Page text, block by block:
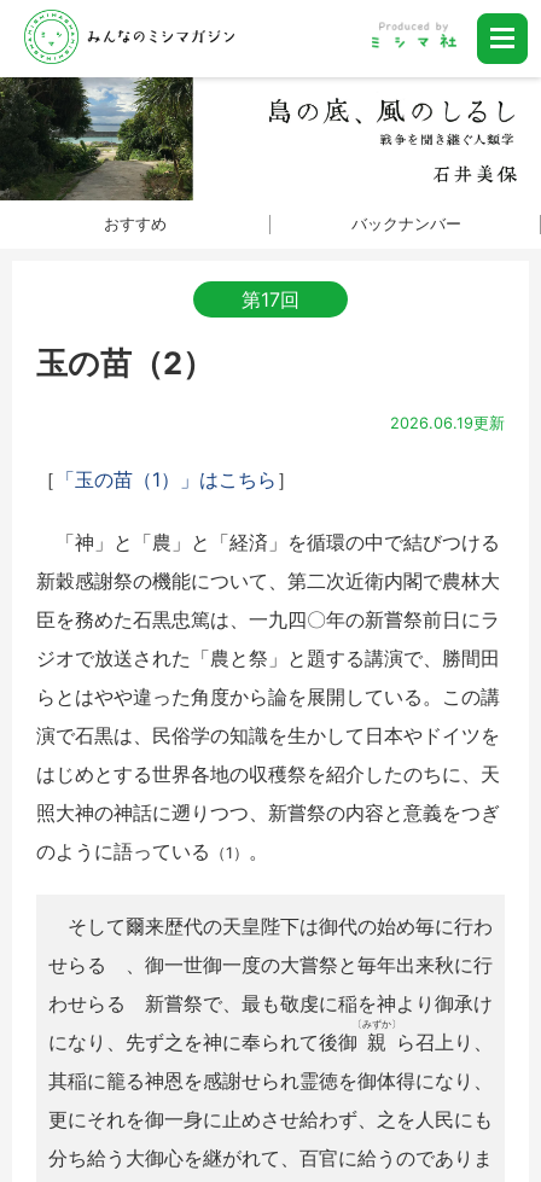
おすすめ バックナンバー
第17回
玉の苗（2）
2026.06.19更新
［ 「玉の苗（1）」はこちら ］
「神」と「農」と「経済」を循環の中で結びつける
新穀感謝祭の機能について、第二次近衛内閣で農林大
臣を務めた石黒忠篤は、一九四〇年の新嘗祭前日にラ
ジオで放送された「農と祭」と題する講演で、勝間田
らとはやや違った角度から論を展開している。この講
演で石黒は、民俗学の知識を生かして日本やドイツを
はじめとする世界各地の収穫祭を紹介したのちに、天
照大神の神話に遡りつつ、新嘗祭の内容と意義をつぎ
のように語っている
（1） 。
そして爾来歴代の天皇陛下は御代の始め毎に行わ
せらるゝ、御一世御一度の大嘗祭と毎年出来秋に行
わせらるゝ新嘗祭で、最も敬虔に稲を神より御承け
になり、先ず之を神に奉られて後御 親
〔みずか〕
ら召上り、
其稲に籠る神恩を感謝せられ霊徳を御体得になり、
更にそれを御一身に止めさせ給わず、之を人民にも
分ち給う大御心を継がれて、百官に給うのでありま